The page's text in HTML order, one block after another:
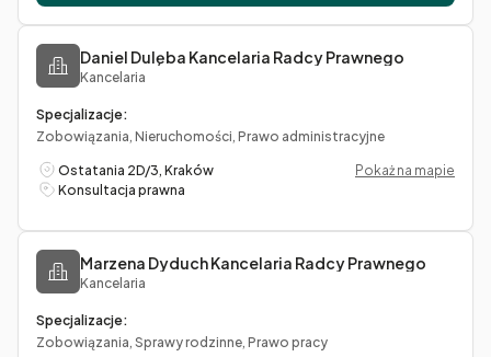
Daniel Dulęba Kancelaria Radcy Prawnego
Kancelaria
Specjalizacje:
Zobowiązania, Nieruchomości, Prawo administracyjne
Ostatania 2D/3, Kraków
Pokaż na mapie
Konsultacja prawna
Marzena Dyduch Kancelaria Radcy Prawnego
Kancelaria
Specjalizacje:
Zobowiązania, Sprawy rodzinne, Prawo pracy